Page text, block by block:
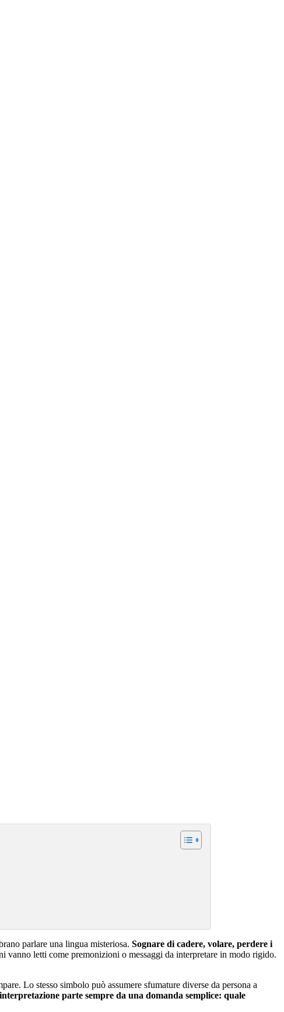
parlare una lingua misteriosa. Sognare di cadere, volare, perdere i
vanno letti come premonizioni o messaggi da interpretare in modo rigido.
Lo stesso simbolo può assumere sfumature diverse da persona a
parte sempre da una domanda semplice: quale